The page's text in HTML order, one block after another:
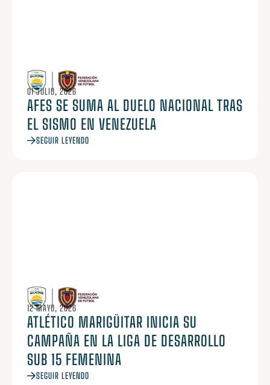
01 JULIO, 2026
AFES SE SUMA AL DUELO NACIONAL TRAS
EL SISMO EN VENEZUELA
SEGUIR LEYENDO
12 MAYO, 2026
ATLÉTICO MARIGÜITAR INICIA SU
CAMPAÑA EN LA LIGA DE DESARROLLO
SUB 15 FEMENINA
SEGUIR LEYENDO